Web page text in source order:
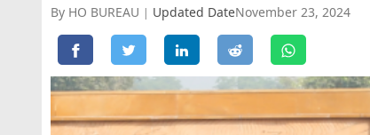
By HO BUREAU
Updated DateNovember 23, 2024